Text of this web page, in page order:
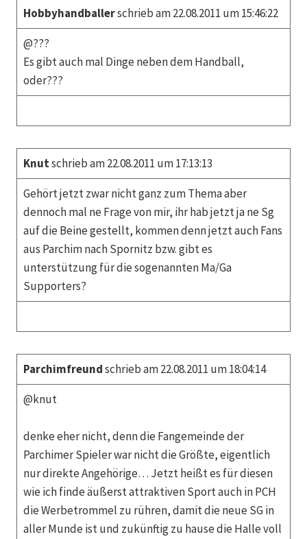
Hobbyhandballerschrieb am 22.08.2011 um 15:46:22
@???
Es gibt auch mal Dinge neben dem Handball,
oder???
Knutschrieb am 22.08.2011 um 17:13:13
Gehört jetzt zwar nicht ganz zum Thema aber
dennoch mal ne Frage von mir, ihr hab jetzt ja ne Sg
auf die Beine gestellt, kommen denn jetzt auch Fans
aus Parchim nach Spornitz bzw. gibt es
unterstützung für die sogenannten Ma/Ga
Supporters?
Parchimfreundschrieb am 22.08.2011 um 18:04:14
@knut
denke eher nicht, denn die Fangemeinde der
Parchimer Spieler war nicht die Größte, eigentlich
nur direkte Angehörige… Jetzt heißt es für diesen
wie ich finde äußerst attraktiven Sport auch in PCH
die Werbetrommel zu rühren, damit die neue SG in
aller Munde ist und zukünftig zu hause die Halle voll